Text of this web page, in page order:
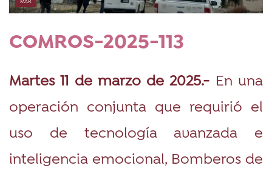
COMROS-2025-113
Martes 11 de marzo de 2025.- En una
operación conjunta que requirió el
uso de tecnología avanzada e
inteligencia emocional, Bomberos de